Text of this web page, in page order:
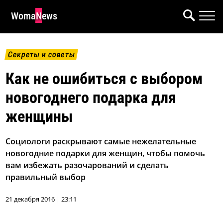
WomaNews
Секреты и советы
Как не ошибиться с выбором
новогоднего подарка для
женщины
Социологи раскрывают самые нежелательные
новогодние подарки для женщин, чтобы помочь
вам избежать разочарований и сделать
правильный выбор
21 декабря 2016 | 23:11